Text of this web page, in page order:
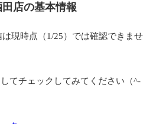
店の基本情報
現時点（1/25）では確認できませ
てチェックしてみてください（^-